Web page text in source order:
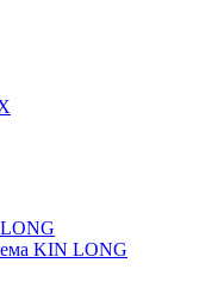
KIN LONG